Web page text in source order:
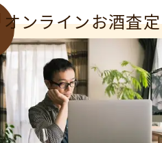
オンラインお酒査定